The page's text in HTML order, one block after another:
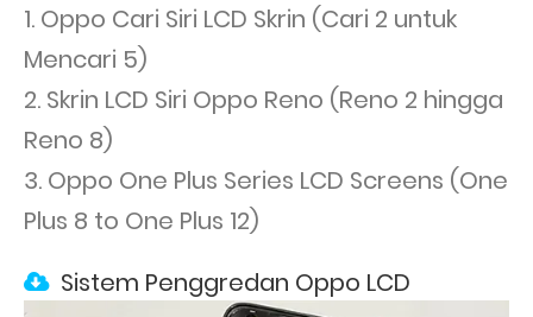
1. Oppo Cari Siri LCD Skrin (Cari 2 untuk
Mencari 5)
2. Skrin LCD Siri Oppo Reno (Reno 2 hingga
Reno 8)
3. Oppo One Plus Series LCD Screens (One
Plus 8 to One Plus 12)
Sistem Penggredan Oppo LCD